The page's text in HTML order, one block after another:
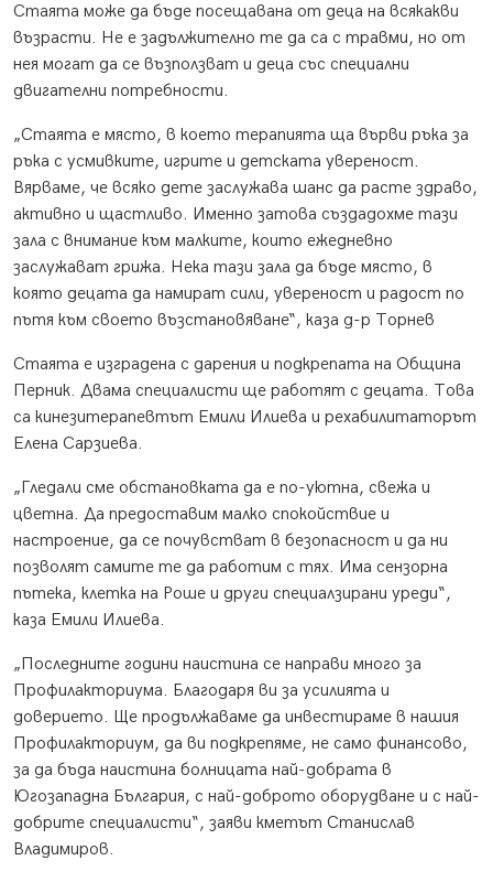
Стаята може да бъде посещавана от деца на всякакви
възрасти. Не е задължително те да са с травми, но от
нея могат да се възползват и деца със специални
двигателни потребности.
„Стаята е място, в което терапията ща върви ръка за
ръка с усмивките, игрите и детската увереност.
Вярваме, че всяко дете заслужава шанс да расте здраво,
активно и щастливо. Именно затова създадохме тази
зала с внимание към малките, които ежедневно
заслужават грижа. Нека тази зала да бъде място, в
която децата да намират сили, увереност и радост по
пътя към своето възстановяване“, каза д-р Торнев
Стаята е изградена с дарения и подкрепата на Община
Перник. Двама специалисти ще работят с децата. Това
са кинезитерапевтът Емили Илиева и рехабилитаторът
Елена Сарзиева.
„Гледали сме обстановката да е по-уютна, свежа и
цветна. Да предоставим малко спокойствие и
настроение, да се почувстват в безопасност и да ни
позволят самите те да работим с тях. Има сензорна
пътека, клетка на Роше и други специалзирани уреди“,
каза Емили Илиева.
„Последните години наистина се направи много за
Профилакториума. Благодаря ви за усилията и
доверието. Ще продължаваме да инвестираме в нашия
Профилакториум, да ви подкрепяме, не само финансово,
за да бъда наистина болницата най-добрата в
Югозападна България, с най-доброто оборудване и с най-
добрите специалисти“, заяви кметът Станислав
Владимиров.